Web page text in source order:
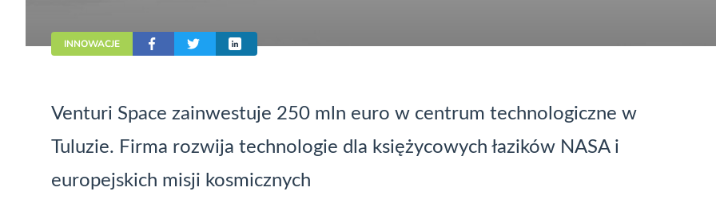
INNOWACJE
Venturi Space zainwestuje 250 mln euro w centrum technologiczne w
Tuluzie. Firma rozwija technologie dla księżycowych łazików NASA i
europejskich misji kosmicznych